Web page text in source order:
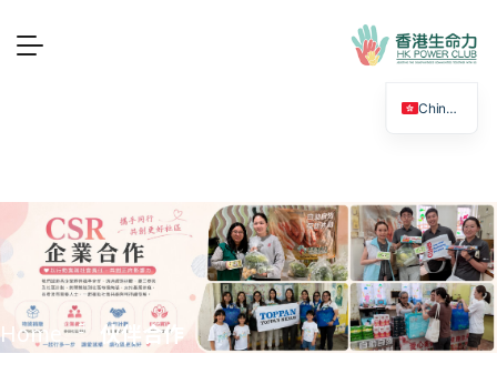
Home 伙伴合作
Chinese